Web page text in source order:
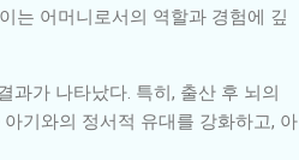
는 어머니로서의 역할과 경험에 깊
과가 나타났다. 특히, 출산 후 뇌의
기와의 정서적 유대를 강화하고, 아